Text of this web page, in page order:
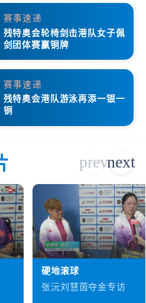
赛事速递
残特奥会轮椅剑击港队女子佩
剑团体赛赢铜牌
赛事速递
残特奥会港队游泳再添一银一
铜
硬地滚球
张沅刘慧茵夺金专访